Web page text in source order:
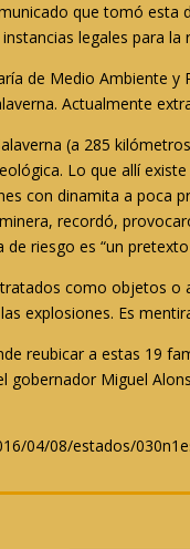
que tomó esta
legales para
de Medio Ambiente
Actualmente
(a 285
Lo que allí
con dinamita a poca
recordó,
riesgo es “un
como objetos o
explosiones. Es
reubicar a estas 19
gobernador Miguel
04/08/estados/